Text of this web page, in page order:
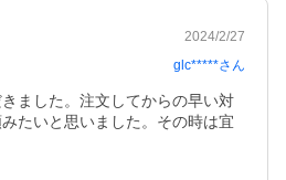
2024/2/27
glc*****さん
ました。注文してからの早い対
たいと思いました。その時は宜